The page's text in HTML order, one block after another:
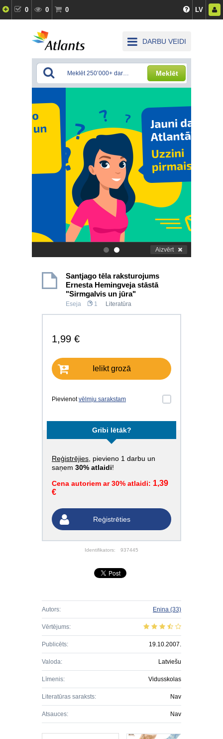
0 0 0 LV
DARBU VEIDI
Meklēt
. Aizvērt
Santjago tēla raksturojums
Ernesta Hemingveja stāstā
"Sirmgalvis un jūra"
Eseja 1 Literatūra
1,99 €
Ielikt grozā
Pievienotvēlmju sarakstam
Gribi lētāk?
Reģistrējies , pievieno 1 darbu un
saņem 30% atlaidi!
Cena autoriem ar 30% atlaidi: 1,39
€
Reģistrēties
Identifikators: 937445
Autors: Enina (33)
Vērtējums:
Publicēts: 19.10.2007.
Valoda: Latviešu
Līmenis: Vidusskolas
Literatūras saraksts: Nav
Atsauces: Nav